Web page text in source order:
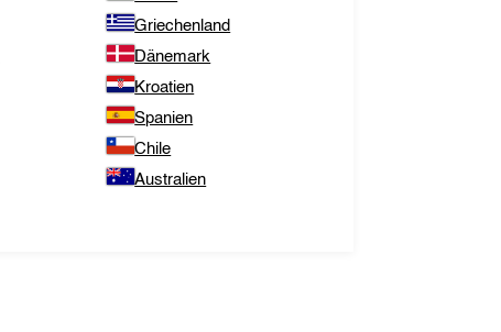
Griechenland
Dänemark
Kroatien
Spanien
Chile
Australien